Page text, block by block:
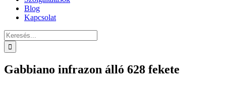
Blog
Kapcsolat
Keresés...
Gabbiano infrazon álló 628 fekete